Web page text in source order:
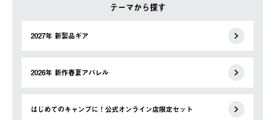
テーマから探す
2027年 新製品ギア
2026年 新作春夏アパレル
はじめてのキャンプに！公式オンライン店限定セット